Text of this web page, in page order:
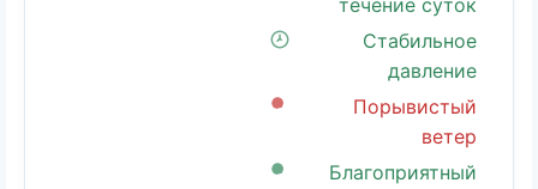
течение суток
Стабильное
давление
Порывистый
ветер
Благоприятный